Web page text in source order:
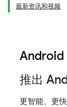
最新资讯和视频
Android
推出
更智能、更